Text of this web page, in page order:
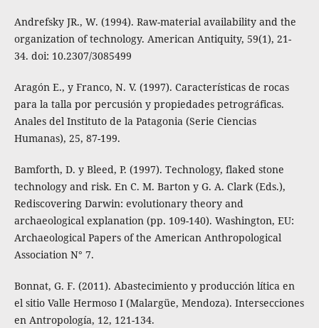
Andrefsky JR., W. (1994). Raw-material availability and the
organization of technology. American Antiquity, 59(1), 21-
34. doi: 10.2307/3085499
Aragón E., y Franco, N. V. (1997). Características de rocas
para la talla por percusión y propiedades petrográficas.
Anales del Instituto de la Patagonia (Serie Ciencias
Humanas), 25, 87-199.
Bamforth, D. y Bleed, P. (1997). Technology, flaked stone
technology and risk. En C. M. Barton y G. A. Clark (Eds.),
Rediscovering Darwin: evolutionary theory and
archaeological explanation (pp. 109-140). Washington, EU:
Archaeological Papers of the American Anthropological
Association N° 7.
Bonnat, G. F. (2011). Abastecimiento y producción lítica en
el sitio Valle Hermoso I (Malargüe, Mendoza). Intersecciones
en Antropología, 12, 121-134.